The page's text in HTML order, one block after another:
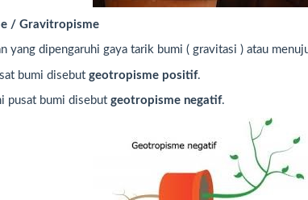
/ Gravitropisme
yang dipengaruhi gaya tarik bumi ( gravitasi ) atau
bumi disebut geotropisme positif.
pusat bumi disebut geotropisme negatif.